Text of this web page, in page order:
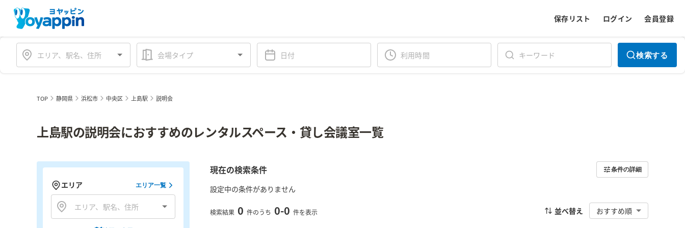
保存リスト ログイン 会員登録
会場タイプ 検索する
TOP 静岡県 浜松市 中央区 上島駅 説明会
上島駅の説明会におすすめのレンタルスペース・貸し会議室一覧
現在の検索条件 条件の詳細
設定中の条件がありません
検索結果 0 件のうち 0-0 件を表示 並べ替え おすすめ順
エリア エリア一覧